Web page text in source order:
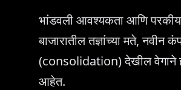
भांडवली आवश्यकता आणि परकीय
बाजारातील तज्ञांच्या मते, नवीन
(consolidation) देखील वेगाने
आहेत.